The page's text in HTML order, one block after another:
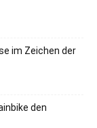
im Zeichen der
den